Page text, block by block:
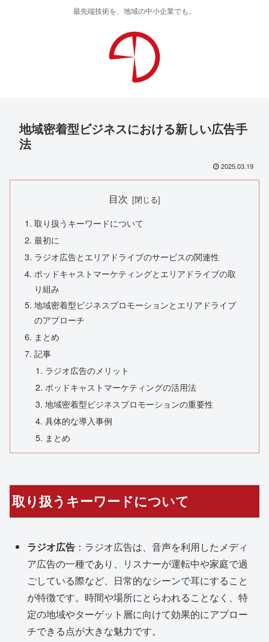
最先端技術を、地域の中小企業でも。
地域密着型ビジネスにおける新しい広告手
法
2025.03.19
目次
取り扱うキーワードについて
最初に
ラジオ広告とエリアドライブのサービスの関連性
ポッドキャストマーケティングとエリアドライブの取
り組み
地域密着型ビジネスプロモーションとエリアドライブ
のアプローチ
まとめ
記事
ラジオ広告のメリット
ポッドキャストマーケティングの活用法
地域密着型ビジネスプロモーションの重要性
具体的な導入事例
まとめ
取り扱うキーワードについて
ラジオ広告 ：ラジオ広告は、音声を利用したメディ
ア広告の一種であり、リスナーが運転中や家庭で過
ごしている際など、日常的なシーンで耳にすること
が特徴です。時間や場所にとらわれることなく、特
定の地域やターゲット層に向けて効果的にアプロー
チできる点が大きな魅力です。